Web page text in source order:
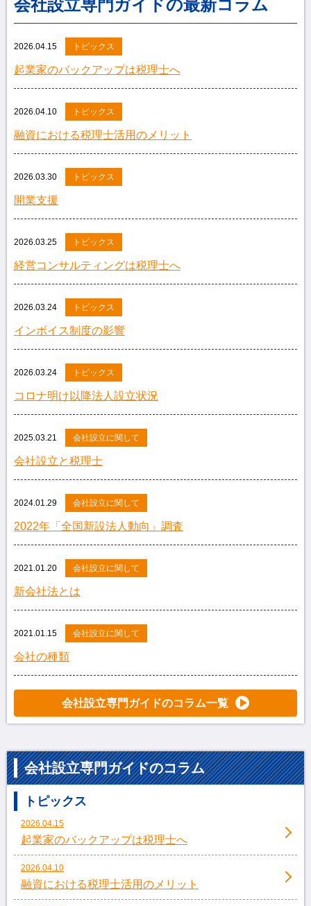
会社設立専門ガイドの最新コラム
2026.04.15 トピックス
起業家のバックアップは税理士へ
2026.04.10 トピックス
融資における税理士活用のメリット
2026.03.30 トピックス
開業支援
2026.03.25 トピックス
経営コンサルティングは税理士へ
2026.03.24 トピックス
インボイス制度の影響
2026.03.24 トピックス
コロナ明け以降法人設立状況
2025.03.21 会社設立に関して
会社設立と税理士
2024.01.29 会社設立に関して
2022年「全国新設法人動向」調査
2021.01.20 会社設立に関して
新会社法とは
2021.01.15 会社設立に関して
会社の種類
会社設立専門ガイドのコラム一覧
会社設立専門ガイドのコラム
トピックス
2026.04.15
起業家のバックアップは税理士へ
2026.04.10
融資における税理士活用のメリット